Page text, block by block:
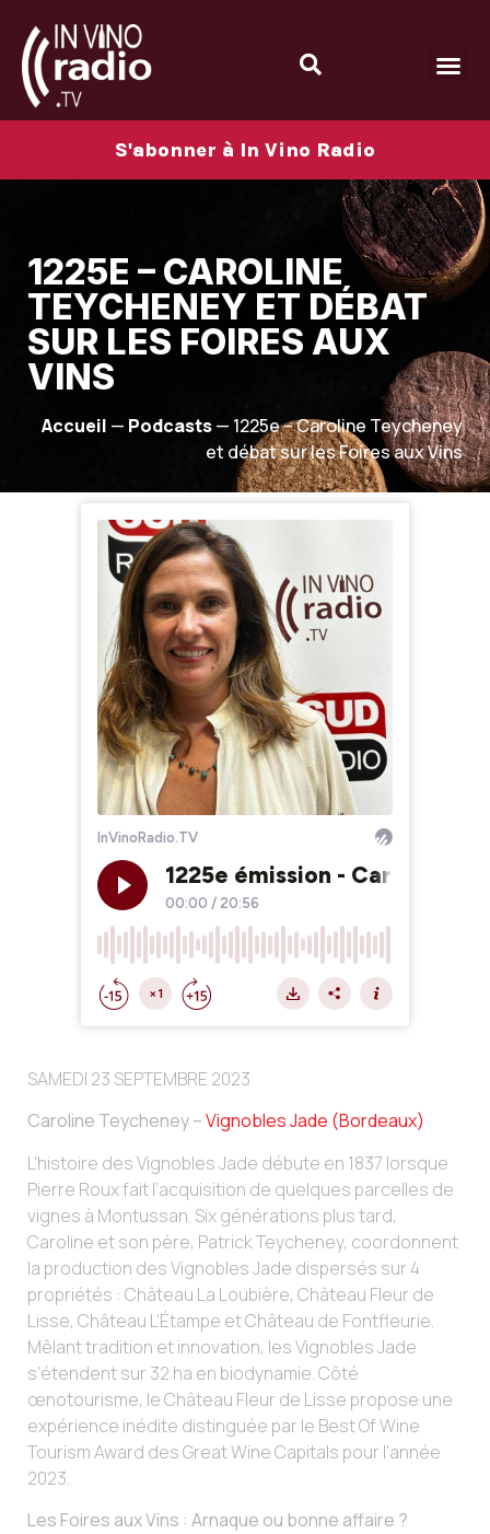
S'abonner à In Vino Radio
1225E – CAROLINE
TEYCHENEY ET DÉBAT
SUR LES FOIRES AUX
VINS
Accueil — Podcasts— 1225e – Caroline Teycheney
et débat sur les Foires aux Vins
SAMEDI 23 SEPTEMBRE 2023
Caroline Teycheney –Vignobles Jade (Bordeaux)
L’histoire des Vignobles Jade débute en 1837 lorsque
Pierre Roux fait l’acquisition de quelques parcelles de
vignes à Montussan. Six générations plus tard,
Caroline et son père, Patrick Teycheney, coordonnent
la production des Vignobles Jade dispersés sur 4
propriétés : Château La Loubière, Château Fleur de
Lisse, Château L’Étampe et Château de Fontfleurie.
Mêlant tradition et innovation, les Vignobles Jade
s’étendent sur 32 ha en biodynamie. Côté
œnotourisme, le Château Fleur de Lisse propose une
expérience inédite distinguée par le Best Of Wine
Tourism Award des Great Wine Capitals pour l’année
2023.
Les Foires aux Vins : Arnaque ou bonne affaire ?